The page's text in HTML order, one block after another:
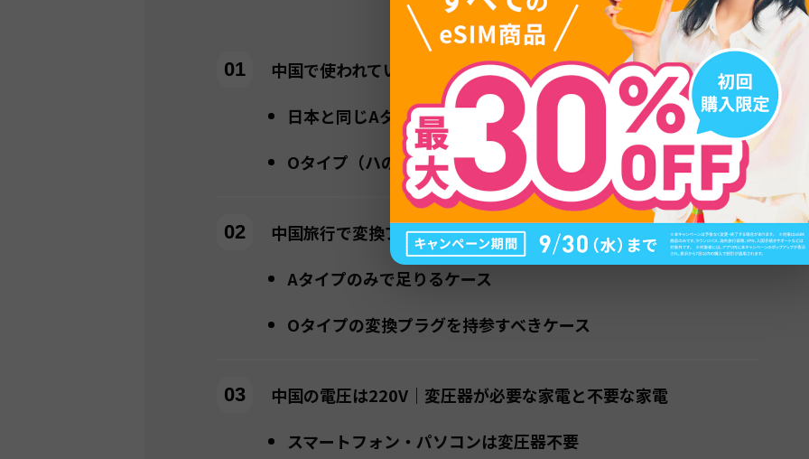
目次
中国で使われているコンセントの種類と形状
日本と同じAタイプ（2本の平行ピン）
Oタイプ（ハの字型の3ピン）
中国旅行で変換プラグは必要？結論と判断基準
Aタイプのみで足りるケース
Oタイプの変換プラグを持参すべきケース
中国の電圧は220V｜変圧器が必要な家電と不要な家電
スマートフォン・パソコンは変圧器不要